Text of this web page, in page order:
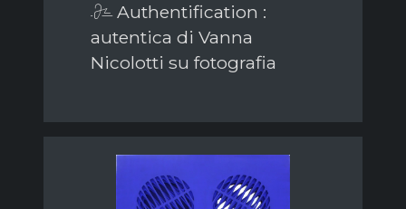
Authentification :
autentica di Vanna
Nicolotti su fotografia